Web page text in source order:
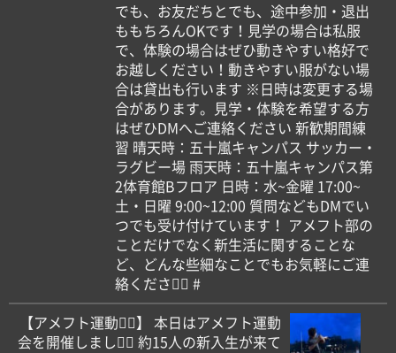
でも、お友だちとでも、途中参加・退出
ももちろんOKです！見学の場合は私服
で、体験の場合はぜひ動きやすい格好で
お越しください！動きやすい服がない場
合は貸出も行います ※日時は変更する場
合があります。見学・体験を希望する方
はぜひDMへご連絡ください 新歓期間練
習 晴天時：五十嵐キャンパス サッカー・
ラグビー場 雨天時：五十嵐キャンパス第
2体育館Bフロア 日時：水~金曜 17:00~
土・日曜 9:00~12:00 質問などもDMでい
つでも受け付けています！ アメフト部の
ことだけでなく新生活に関することな
ど、どんな些細なことでもお気軽にご連
絡ください🏻 #
【アメフト運動会🏻】 本日はアメフト運動
会を開催しました🏻 約15人の新入生が来て